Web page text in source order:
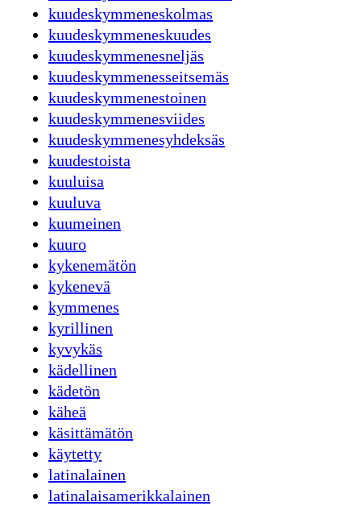
kuudeskymmeneskolmas
kuudeskymmeneskuudes
kuudeskymmenesneljäs
kuudeskymmenesseitsemäs
kuudeskymmenestoinen
kuudeskymmenesviides
kuudeskymmenesyhdeksäs
kuudestoista
kuuluisa
kuuluva
kuumeinen
kuuro
kykenemätön
kykenevä
kymmenes
kyrillinen
kyvykäs
kädellinen
kädetön
käheä
käsittämätön
käytetty
latinalainen
latinalaisamerikkalainen